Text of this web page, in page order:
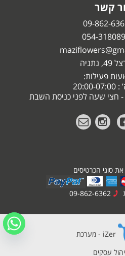
קשר
09-862-
054-
נתניה
פעילות:
07:00
סוגי הכרטיסים
iZer - מערכת
עסקים